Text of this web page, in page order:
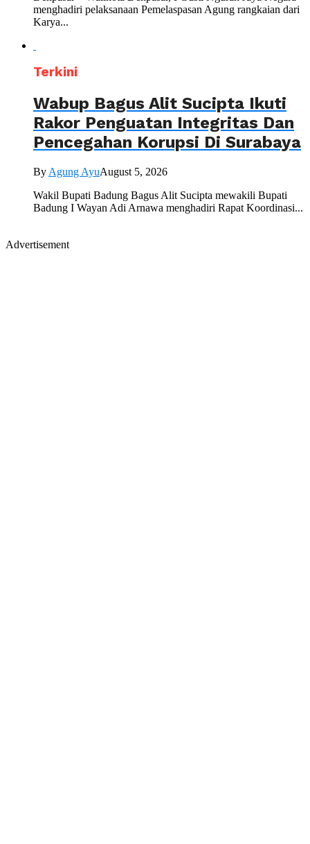
menghadiri pelaksanaan Pemelaspasan Agung rangkaian dari
Karya...
Terkini
Wabup Bagus Alit Sucipta Ikuti
Rakor Penguatan Integritas Dan
Pencegahan Korupsi Di Surabaya
By Agung AyuAugust 5, 2026
Wakil Bupati Badung Bagus Alit Sucipta mewakili Bupati
Badung I Wayan Adi Arnawa menghadiri Rapat Koordinasi...
Advertisement